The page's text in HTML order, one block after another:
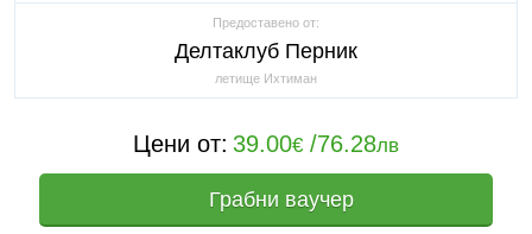
Предоставено от:
Делтаклуб Перник
летище Ихтиман
Цени от: 39.00€ /76.28лв
Грабни ваучер